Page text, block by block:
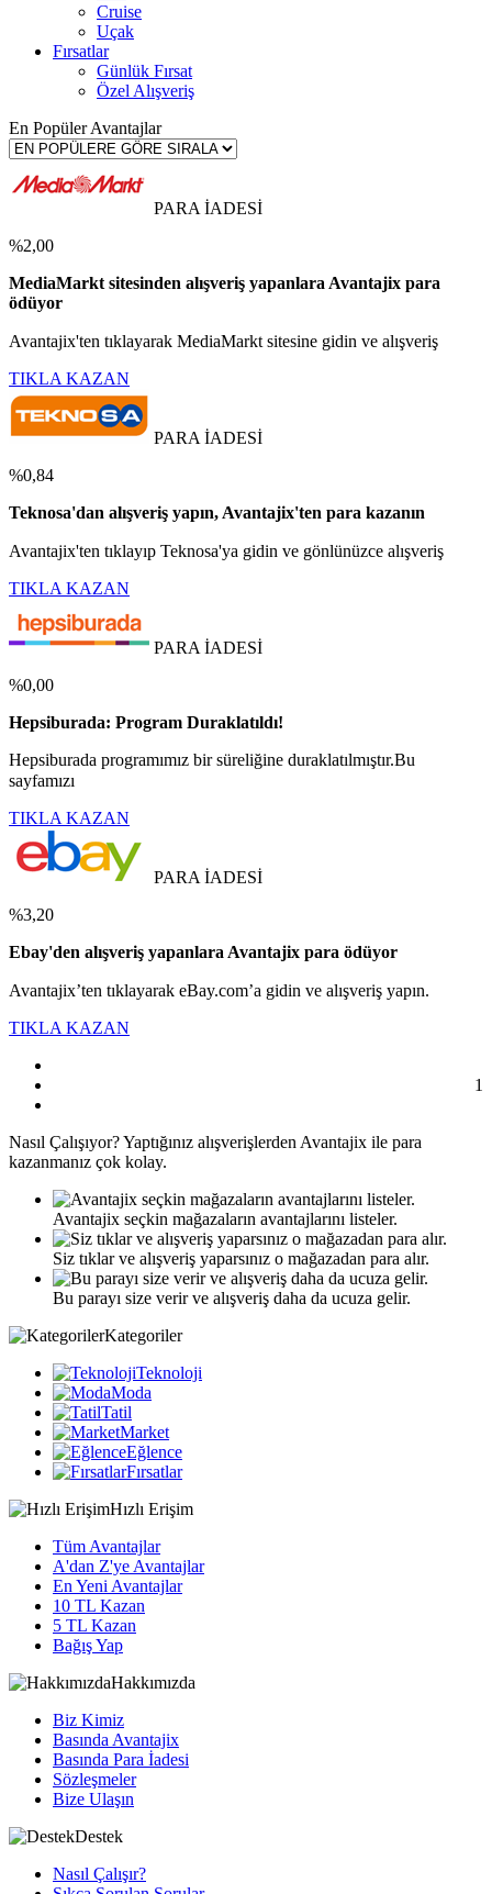
Cruise
Uçak
Fırsatlar
Günlük Fırsat
Özel Alışveriş
En Popüler Avantajlar
PARA İADESİ
%2,00
MediaMarkt sitesinden alışveriş yapanlara Avantajix para
ödüyor
Avantajix'ten tıklayarak MediaMarkt sitesine gidin ve alışveriş
TIKLA KAZAN
PARA İADESİ
%0,84
Teknosa'dan alışveriş yapın, Avantajix'ten para kazanın
Avantajix'ten tıklayıp Teknosa'ya gidin ve gönlünüzce alışveriş
TIKLA KAZAN
PARA İADESİ
%0,00
Hepsiburada: Program Duraklatıldı!
Hepsiburada programımız bir süreliğine duraklatılmıştır.Bu
sayfamızı
TIKLA KAZAN
PARA İADESİ
%3,20
Ebay'den alışveriş yapanlara Avantajix para ödüyor
Avantajix’ten tıklayarak eBay.com’a gidin ve alışveriş yapın.
TIKLA KAZAN
1
Nasıl Çalışıyor?Yaptığınız alışverişlerden Avantajix ile para
kazanmanız çok kolay.
Avantajix seçkin mağazaların avantajlarını listeler.
Siz tıklar ve alışveriş yaparsınız o mağazadan para alır.
Bu parayı size verir ve alışveriş daha da ucuza gelir.
Kategoriler
Teknoloji
Moda
Tatil
Market
Eğlence
Fırsatlar
Hızlı Erişim
Tüm Avantajlar
A'dan Z'ye Avantajlar
En Yeni Avantajlar
10 TL Kazan
5 TL Kazan
Bağış Yap
Hakkımızda
Biz Kimiz
Basında Avantajix
Basında Para İadesi
Sözleşmeler
Bize Ulaşın
Destek
Nasıl Çalışır?